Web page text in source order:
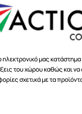
μας κατάστημα
του χώρου καθώς και
σχετικά με τα